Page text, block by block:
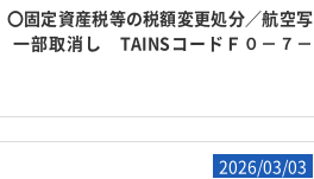
固定資産税等の税額変更処分／航空写
一部取消し TAINSコードＦ０－７－
2026/03/03